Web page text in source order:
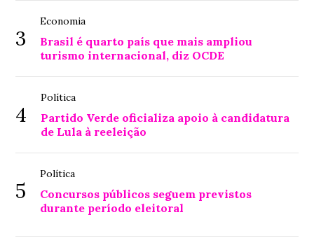
3
Economia
Brasil é quarto país que mais ampliou
turismo internacional, diz OCDE
4
Política
Partido Verde oficializa apoio à candidatura
de Lula à reeleição
5
Política
Concursos públicos seguem previstos
durante período eleitoral